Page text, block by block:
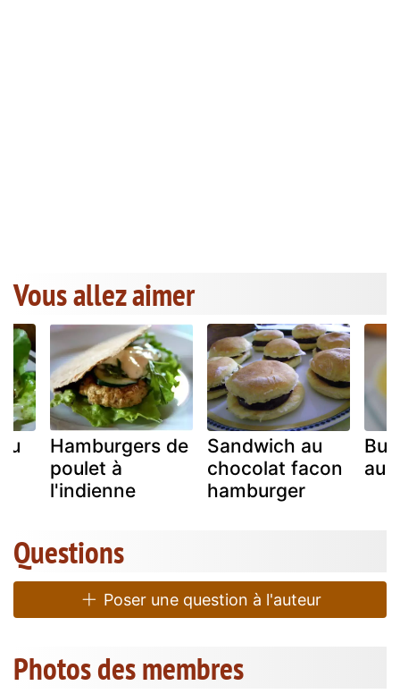
Vous allez aimer
Hamburgers de
poulet à
l'indienne
Sandwich au
chocolat facon
hamburger
au
Questions
Poser une question à l'auteur
Photos des membres